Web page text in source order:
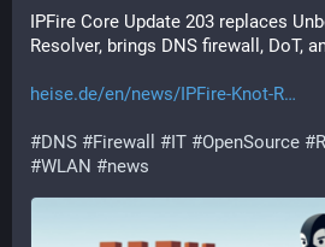
IPFire Core Update 203 replaces
Resolver, brings DNS firewall, DoT,
heise.de/en/news/IPFire-Knot-R
#DNS #Firewall #IT #OpenSource #
#WLAN #news